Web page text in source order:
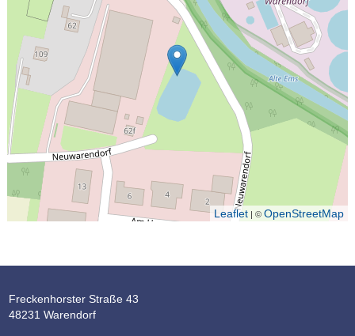
Leaflet | ©OpenStreetMap
Freckenhorster Straße 43
48231 Warendorf